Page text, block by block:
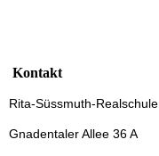
Kontakt
Rita-Süssmuth-Realschule
Gnadentaler Allee 36 A